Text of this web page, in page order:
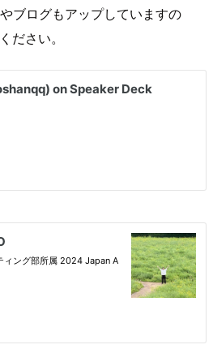
ブログもアップしていますの
ださい。